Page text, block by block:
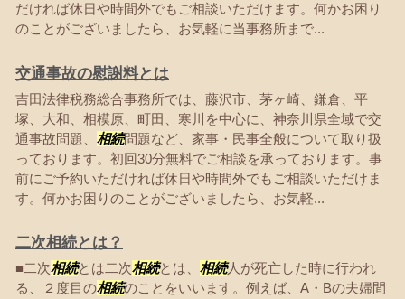
だければ休日や時間外でもご相談いただけます。何かお困り
のことがございましたら、お気軽に当事務所まで...
交通事故の慰謝料とは
吉田法律税務総合事務所では、藤沢市、茅ヶ崎、鎌倉、平
塚、大和、相模原、町田、寒川を中心に、神奈川県全域で交
通事故問題、 相続問題など、家事・民事全般について取り扱
っております。初回30分無料でご相談を承っております。事
前にご予約いただければ休日や時間外でもご相談いただけま
す。何かお困りのことがございましたら、お気軽...
二次相続とは？
■二次相続とは二次相続とは、 相続人が死亡した時に行われ
る、２度目の相続のことをいいます。例えば、A・Bの夫婦間